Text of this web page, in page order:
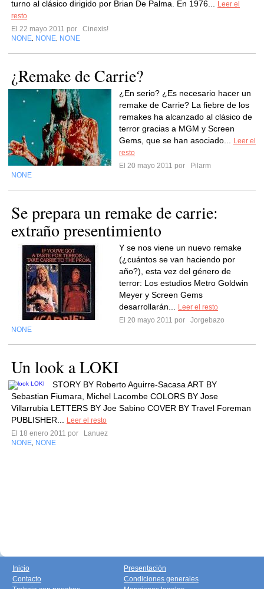
turno al clásico dirigido por Brian De Palma. En 1976...
Leer el
resto
El 22 mayo 2011 por
Cinexis!
NONE NONE NONE
¿Remake de Carrie?
¿En serio? ¿Es necesario hacer un
remake de Carrie? La fiebre de los
remakes ha alcanzado al clásico de
terror gracias a MGM y Screen
Gems, que se han asociado...
Leer el
resto
El 20 mayo 2011 por
Pilarm
NONE
Se prepara un remake de carrie:
extraño presentimiento
Y se nos viene un nuevo remake
(¿cuántos se van haciendo por
año?), esta vez del género de
terror: Los estudios Metro Goldwin
Meyer y Screen Gems
desarrollarán...
Leer el resto
El 20 mayo 2011 por
Jorgebazo
NONE
Un look a LOKI
STORY BY Roberto Aguirre-Sacasa ART BY
Sebastian Fiumara, Michel Lacombe COLORS BY Jose
Villarrubia LETTERS BY Joe Sabino COVER BY Travel Foreman
PUBLISHER...
Leer el resto
El 18 enero 2011 por
Lanuez
NONE NONE
Inicio
Contacto
Presentación
Condiciones generales